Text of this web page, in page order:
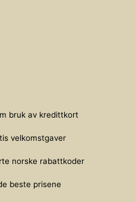
bruk av kredittkort
velkomstgaver
norske rabattkoder
beste prisene